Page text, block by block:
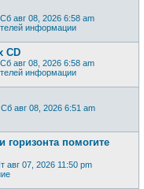
Сб авг 08, 2026 6:58 am
информации
CD
Сб авг 08, 2026 6:58 am
информации
Сб авг 08, 2026 6:51 am
горизонта помогите
авг 07, 2026 11:50 pm